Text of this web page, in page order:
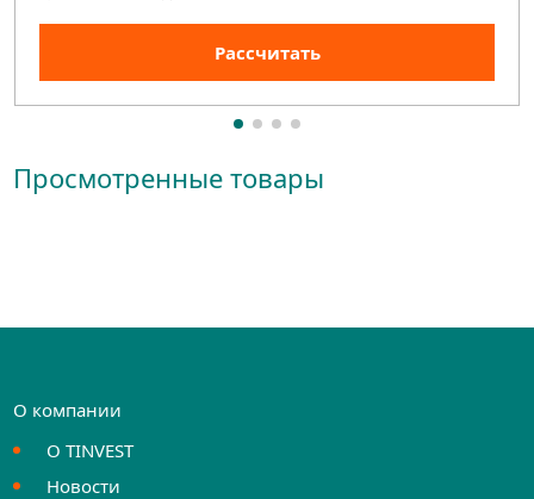
Рассчитать
Просмотренные товары
О компании
О TINVEST
Новости